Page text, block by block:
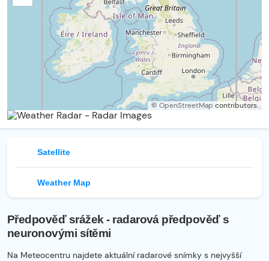
© OpenStreetMap contributors.
Satellite
Weather Map
Předpověď srážek - radarová předpověď s
neuronovými sítěmi
Na Meteocentru najdete aktuální radarové snímky s nejvyšší